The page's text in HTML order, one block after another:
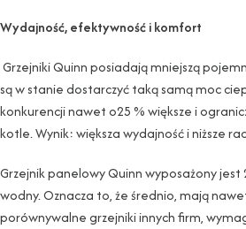
Wydajność, efektywność i komfort
Grzejniki Quinn posiadają mniejszą
są w stanie dostarczyć taką samą moc
konkurencji nawet o25 % większe i
kotle. Wynik: większa wydajność i niższe
Grzejnik panelowy Quinn wyposażony jest
wodny. Oznacza to, że średnio, mają
porównywalne grzejniki innych firm,